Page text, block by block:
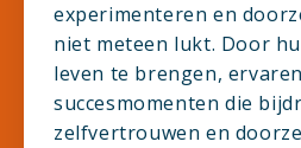
experimenteren en
niet meteen lukt. Door
leven te brengen,
succesmomenten die
zelfvertrouwen en